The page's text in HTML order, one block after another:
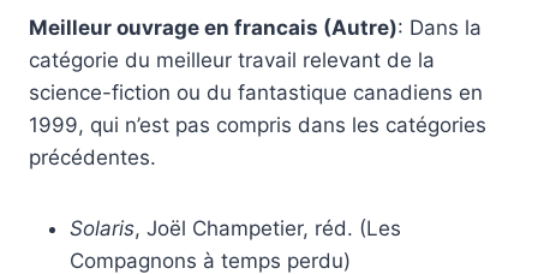
Meilleur ouvrage en francais (Autre): Dans la
catégorie du meilleur travail relevant de la
science-fiction ou du fantastique canadiens en
1999, qui n’est pas compris dans les catégories
précédentes.
Solaris, Joël Champetier, réd. (Les
Compagnons à temps perdu)